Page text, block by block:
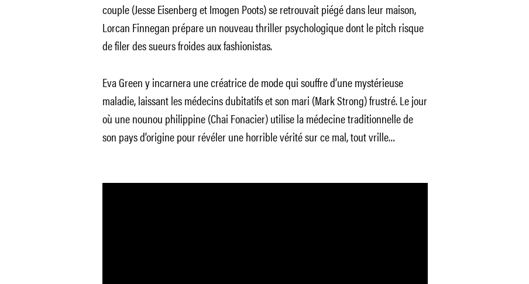
couple (Jesse Eisenberg et Imogen Poots) se retrouvait piégé dans leur maison,
Lorcan Finnegan prépare un nouveau thriller psychologique dont le pitch risque
de filer des sueurs froides aux fashionistas.
Eva Green y incarnera une créatrice de mode qui souffre d’une mystérieuse
maladie, laissant les médecins dubitatifs et son mari (Mark Strong) frustré. Le jour
où une nounou philippine (Chai Fonacier) utilise la médecine traditionnelle de
son pays d’origine pour révéler une horrible vérité sur ce mal, tout vrille…